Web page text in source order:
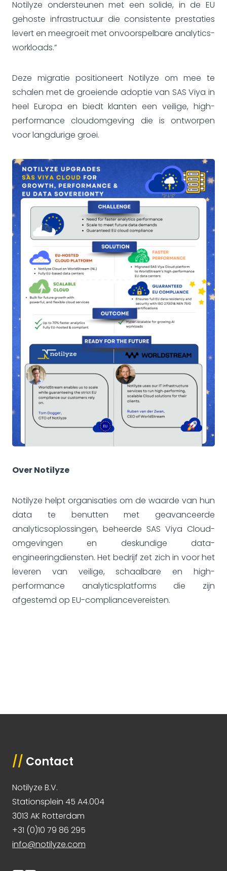
Notilyze ondersteunen met een solide, in de EU
gehoste infrastructuur die consistente prestaties
levert en meegroeit met onvoorspelbare analytics-
workloads.”
Deze migratie positioneert Notilyze om mee te
schalen met de groeiende adoptie van SAS Viya in
heel Europa en biedt klanten een veilige, high-
performance cloudomgeving die is ontworpen
voor langdurige groei.
Over Notilyze
Notilyze helpt organisaties om de waarde van hun
data te benutten met geavanceerde
analyticsoplossingen, beheerde SAS Viya Cloud-
omgevingen en deskundige data-
engineeringdiensten. Het bedrijf zet zich in voor het
leveren van veilige, schaalbare en high-
performance analyticsplatforms die zijn
afgestemd op EU-compliancevereisten.
// Contact
Notilyze B.V.
Stationsplein 45 A4.004
3013 AK Rotterdam
+31 (0)10 79 86 295
info@notilyze.com